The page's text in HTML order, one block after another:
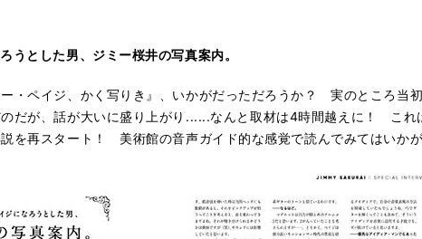
うとした男、ジミー桜井の写真案内。
・ペイジ、かく写りき』、いかがだっただろうか？ 実のところ当
だが、話が大いに盛り上がり......なんと取材は4時間越えに！ これ
を再スタート！ 美術館の音声ガイド的な感覚で読んでみてはいか